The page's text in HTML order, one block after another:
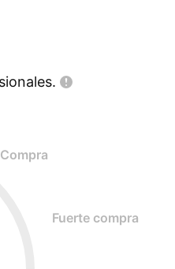
Compra
Fuerte compra